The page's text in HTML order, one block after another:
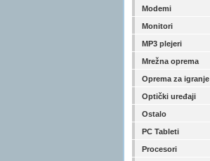
Modemi
Monitori
MP3 plejeri
Mrežna oprema
Oprema za igranje
Optički uređaji
Ostalo
PC Tableti
Procesori